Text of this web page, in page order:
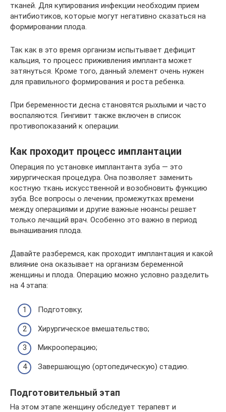
тканей. Для купирования инфекции необходим прием
антибиотиков, которые могут негативно сказаться на
формировании плода.
Так как в это время организм испытывает дефицит
кальция, то процесс приживления импланта может
затянуться. Кроме того, данный элемент очень нужен
для правильного формирования и роста ребенка.
При беременности десна становятся рыхлыми и часто
воспаляются. Гингивит также включен в список
противопоказаний к операции.
Как проходит процесс имплантации
Операция по установке имплантанта зуба — это
хирургическая процедура. Она позволяет заменить
костную ткань искусственной и возобновить функцию
зуба. Все вопросы о лечении, промежутках времени
между операциями и другие важные нюансы решает
только лечащий врач. Особенно это важно в период
вынашивания плода.
Давайте разберемся, как проходит имплантация и какой
влияние она оказывает на организм беременной
женщины и плода. Операцию можно условно разделить
на 4 этапа:
Подготовку;
Хирургическое вмешательство;
Микрооперацию;
Завершающую (ортопедическую) стадию.
Подготовительный этап
На этом этапе женщину обследует терапевт и